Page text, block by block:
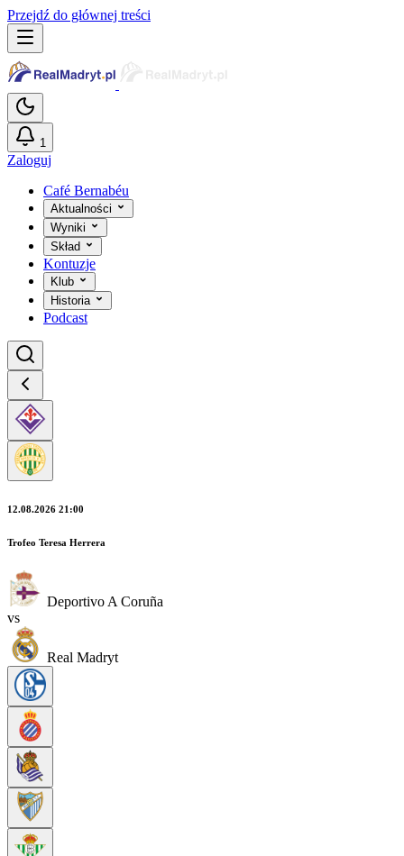
Przejdź do głównej treści
1
Zaloguj
Café Bernabéu
Aktualności
Wyniki
Skład
Kontuzje
Klub
Historia
Podcast
12.08.2026 21:00
Trofeo Teresa Herrera
Deportivo A Coruña
vs
Real Madryt